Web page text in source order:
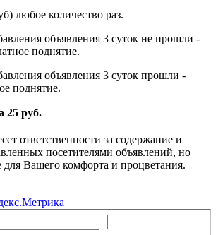
любое количество раз.
объявления 3 суток не прошли -
поднятие.
объявления 3 суток прошли -
поднятие.
25 руб.
ответственности за содержание и
посетителями объявлений, но
для Вашего комфорта и процветания.